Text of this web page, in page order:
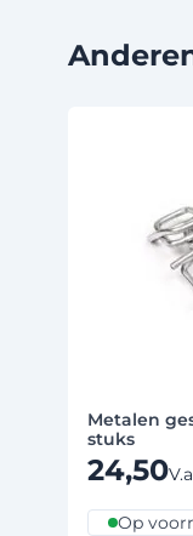
Metalen
stuks
24,50
Op